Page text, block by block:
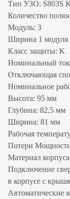
Тип УЗО: S803S
Количество
Модуль: 3
Ширина 1 модуля
Класс защиты: K
Номинальный
Отключающая
Номинальное
Высота: 95 мм
Глубина: 82,5 мм
Ширина: 81 мм
Рабочая
Потери
Материал
Подключение
в корпусе с
Автоматические